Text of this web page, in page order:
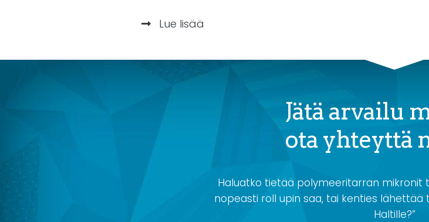
Lue lisää
Jätä arvailu
ota yhteyttä
Haluatko tietää polymeeritarran mikronit
nopeasti roll upin saa, tai kenties lähettää
Haltille?”